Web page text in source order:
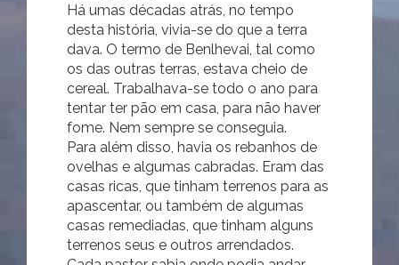
Há umas décadas atrás, no tempo
desta história, vivia-se do que a terra
dava. O termo de Benlhevai, tal como
os das outras terras, estava cheio de
cereal. Trabalhava-se todo o ano para
tentar ter pão em casa, para não haver
fome. Nem sempre se conseguia.
Para além disso, havia os rebanhos de
ovelhas e algumas cabradas. Eram das
casas ricas, que tinham terrenos para as
apascentar, ou também de algumas
casas remediadas, que tinham alguns
terrenos seus e outros arrendados.